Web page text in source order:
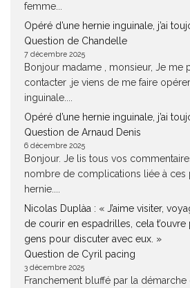
femme...
Opéré d’une hernie inguinale, j’ai
Question de Chandelle
7 décembre 2025
Bonjour madame , monsieur, Je me
contacter ,je viens de me faire
inguinale....
Opéré d’une hernie inguinale, j’ai
Question de Arnaud Denis
6 décembre 2025
Bonjour. Je lis tous vos
nombre de complications liée à ces
hernie....
Nicolas Duplàa : « J’aime visiter,
de courir en espadrilles, cela
gens pour discuter avec eux. »
Question de Cyril pacing
3 décembre 2025
Franchement bluffé par la démarche